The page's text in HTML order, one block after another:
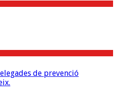
de prevenció